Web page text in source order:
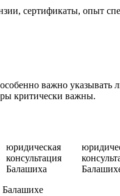
сертификаты, опыт
важно
критически важны.
юридическая
консультация
Балашиха
Балашихе